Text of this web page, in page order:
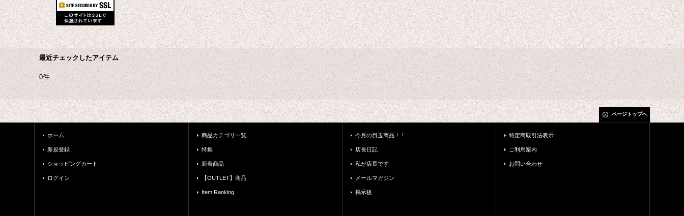
最近チェックしたアイテム
0件
ページトップへ
ホーム
新規登録
ショッピングカート
ログイン
商品カテゴリ一覧
特集
新着商品
【OUTLET】商品
Item Ranking
今月の目玉商品！！
店長日記
私が店長です
メールマガジン
掲示板
特定商取引法表示
ご利用案内
お問い合わせ